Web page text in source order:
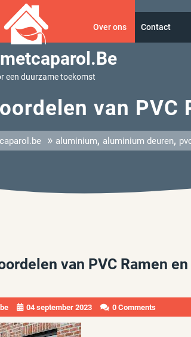
een duurzame toekomst
Over ons Contact
van PVC
» aluminium, aluminium deuren,
van PVC Ramen
04 september 2023 0 Comments